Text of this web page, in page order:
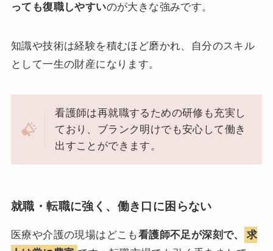
っても復職しやすいのが大きな強みです。
知識や技術は経験を積むほど磨かれ、自分のスキル
として一生の財産になります。
看護師は再就職するための研修も充実し
ており、ブランク明けでも安心して働き
出すことができます。
就職・転職に強く、働き口に困らない
医療や介護の現場はどこも看護師不足が深刻で、
求